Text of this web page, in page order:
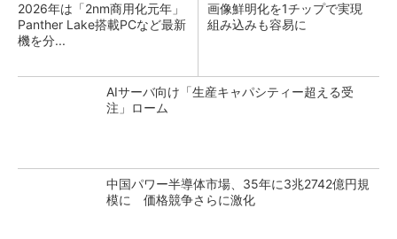
2026年は「2nm商用化元年」
Panther Lake搭載PCなど最新
機を分...
画像鮮明化を1チップで実現
組み込みも容易に
AIサーバ向け「生産キャパシティー超える受
注」ローム
中国パワー半導体市場、35年に3兆2742億円規
模に 価格競争さらに激化